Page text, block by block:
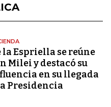
la Espriella se reúne
Milei y destacó su
en su llegada
Presidencia